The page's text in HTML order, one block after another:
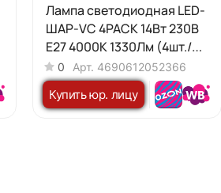
Лампа светодиодная LED-
ШАР-VC 4PACK 14Вт 230В
Е27 4000К 1330Лм (4шт./
упак) IN HOME
0 Арт. 4690612052366
Купить юр. лицу